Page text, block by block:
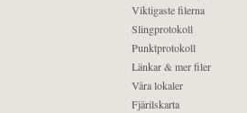
Viktigaste filerna
Slingprotokoll
Punktprotokoll
Länkar & mer filer
Våra lokaler
Fjärilskarta